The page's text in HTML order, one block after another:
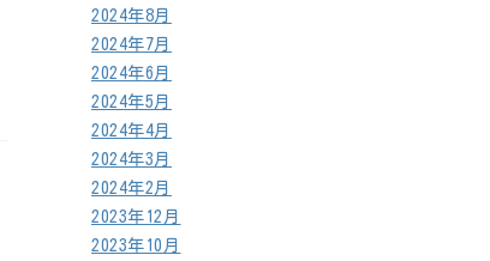
2024年8月
2024年7月
2024年6月
2024年5月
2024年4月
2024年3月
2024年2月
2023年12月
2023年10月